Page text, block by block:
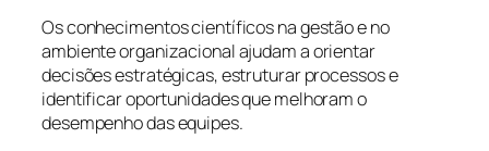
Os conhecimentos científicos na gestão e no
ambiente organizacional ajudam a orientar
decisões estratégicas, estruturar processos e
identificar oportunidades que melhoram o
desempenho das equipes.